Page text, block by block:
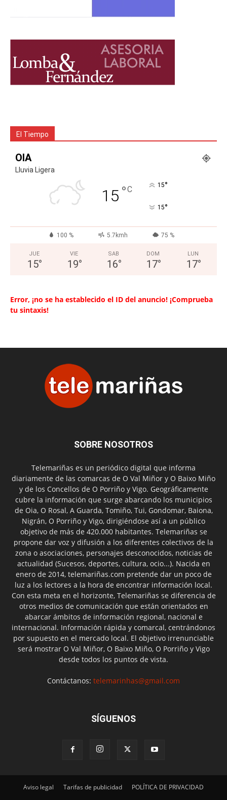
El Tiempo
OIA
Lluvia Ligera
15 °C 15°
15°
100 % 5.7kmh 75 %
JUE
15°
VIE
19°
SAB
16°
DOM
17°
LUN
17°
Error, ¡no se ha establecido el ID del anuncio! ¡Comprueba
tu sintaxis!
SOBRE NOSOTROS
Telemariñas es un periódico digital que informa
diariamente de las comarcas de O Val Miñor y O Baixo Miño
y de los Concellos de O Porriño y Vigo. Geográficamente
cubre la información que surge abarcando los municipios
de Oia, O Rosal, A Guarda, Tomiño, Tui, Gondomar, Baiona,
Nigrán, O Porriño y Vigo, dirigiéndose así a un público
objetivo de más de 420.000 habitantes. Telemariñas se
propone dar voz y difusión a los diferentes colectivos de la
zona o asociaciones, personajes desconocidos, noticias de
actualidad (Sucesos, deportes, cultura, ocio...). Nacida en
enero de 2014, telemariñas.com pretende dar un poco de
luz a los lectores a la hora de encontrar información local.
Con esta meta en el horizonte, Telemariñas se diferencia de
otros medios de comunicación que están orientados en
abarcar ámbitos de información regional, nacional e
internacional. Información rápida y comarcal, centrándonos
por supuesto en el mercado local. El objetivo irrenunciable
será mostrar O Val Miñor, O Baixo Miño, O Porriño y Vigo
desde todos los puntos de vista.
Contáctanos: telemarinhas@gmail.com
SÍGUENOS
Aviso legal Tarifas de publicidad POLÍTICA DE PRIVACIDAD